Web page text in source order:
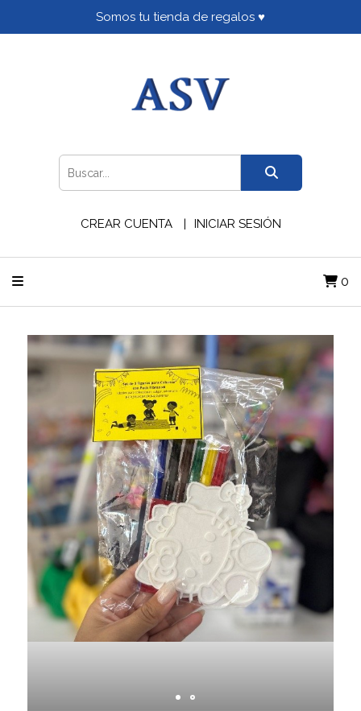
Somos tu tienda de regalos ♥
CREAR CUENTA INICIAR SESIÓN
0